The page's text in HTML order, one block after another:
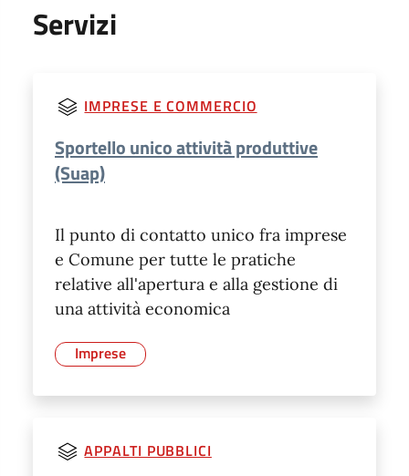
Servizi
IMPRESE E COMMERCIO
Sportello unico attività produttive
(Suap)
Il punto di contatto unico fra imprese
e Comune per tutte le pratiche
relative all'apertura e alla gestione di
una attività economica
Imprese
APPALTI PUBBLICI